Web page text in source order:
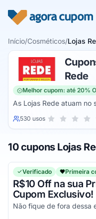
Início/Cosméticos/Lojas
Rede
Melhor cupom: até 20%
As Lojas Rede atuam
oferecer uma variedade
(pranchas, secadores,
infantis (fraldas,
banho (colônias, cremes
vitaminas.
530 usosSua nota para
4
3
2 estrelas
1 estrela
10 cupons Lojas
Verificado Primeira
R$10 Off na sua
Cupom Exclusivo!